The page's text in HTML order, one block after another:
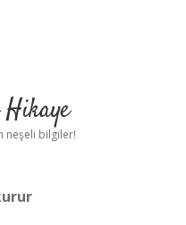
neşeli bilgiler!